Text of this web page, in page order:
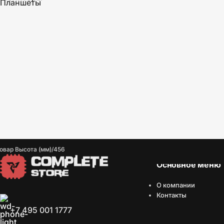
Планшеты
Высота (мм) 456
+7 495 001 1777
Основное меню
О компании
Контакты